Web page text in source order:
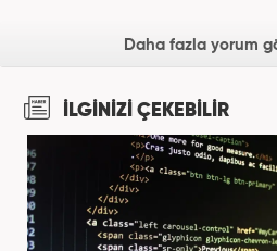
Daha fazla yorum
İLGİNİZİ ÇEKEBİLİR